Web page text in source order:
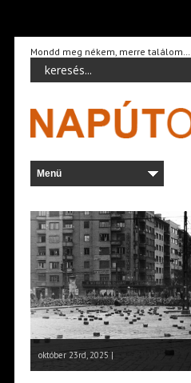
Mondd meg nékem, merre találom…
október 23rd, 2025 |